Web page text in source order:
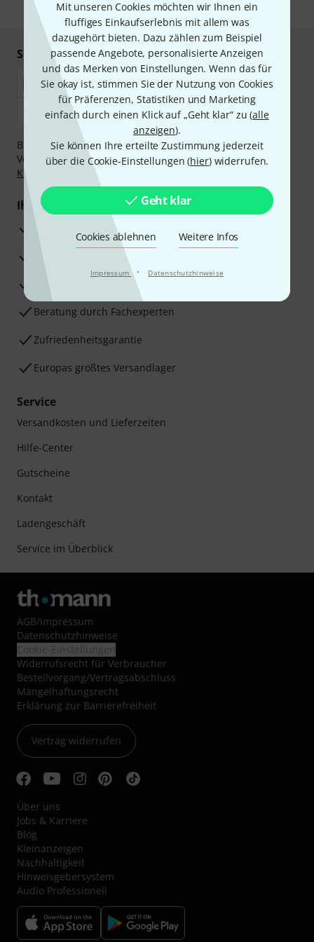
Mit unseren Cookies möchten wir Ihnen ein
fluffiges Einkaufserlebnis mit allem was
dazugehört bieten. Dazu zählen zum Beispiel
passende Angebote, personalisierte Anzeigen
und das Merken von Einstellungen. Wenn das für
Sie okay ist, stimmen Sie der Nutzung von Cookies
für Präferenzen, Statistiken und Marketing
einfach durch einen Klick auf „Geht klar“ zu (alle
anzeigen).
Sie können Ihre erteilte Zustimmung jederzeit
über die Cookie-Einstellungen (hier) widerrufen.
Geht klar
Cookies ablehnen Weitere Infos
Impressum · Datenschutzhinweise
* Pflichtfeld
Sicher einkaufen & bezahlen
Bezahlen Sie vertraulich und sicher per Nachnahme,
Vorkasse, PayPal, Amazon Pay,Klarna Sofort bezahlen
Klarna Ratenzahlung
Ihre Vorteile
3 Jahre Thomann Garantie
30 Tage Money-Back-Garantie
Beratung durch Fachexperten
Zufriedenheitsgarantie
Europas größtes Versandlager
Service
Versandkosten und Lieferzeiten
Hilfe-Center
Gutscheine
Kontakt
Ladengeschäft
Service im Überblick
AGB/Impressum
Datenschutzhinweise
Widerrufsrecht für Verbraucher
Bestellvorgang/Vertragsabschluss
Mängelhaftungsrecht
Erklärung zur Barrierefreiheit
Vertrag widerrufen
Über uns
Jobs & Karriere
Blog
Kleinanzeigen
Nachhaltigkeit
Hinweisgebersystem
Audio Professionell